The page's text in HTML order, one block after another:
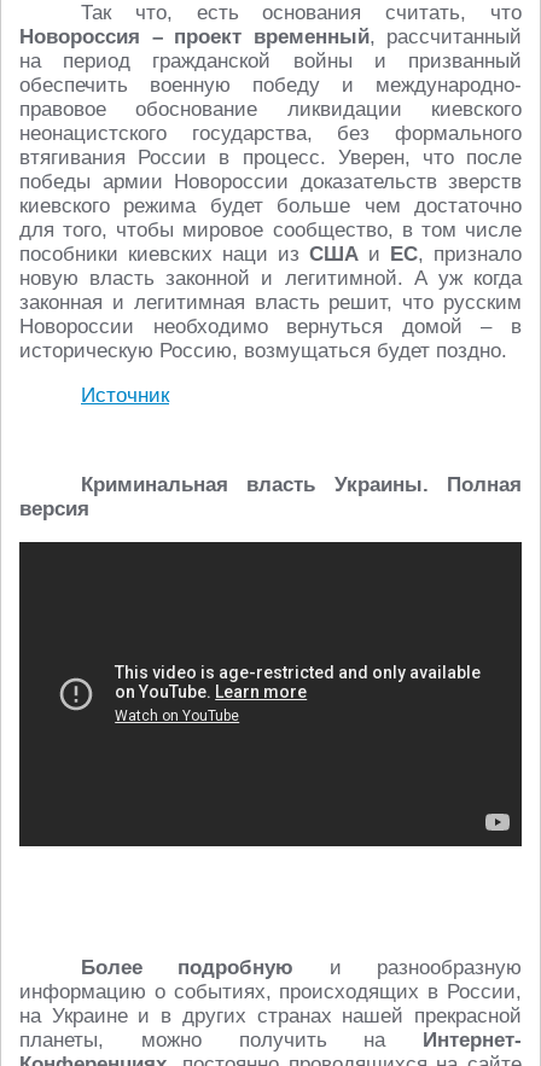
Так что, есть основания считать, что
Новороссия – проект временный, рассчитанный
на период гражданской войны и призванный
обеспечить военную победу и международно-
правовое обоснование ликвидации киевского
неонацистского государства, без формального
втягивания России в процесс. Уверен, что после
победы армии Новороссии доказательств зверств
киевского режима будет больше чем достаточно
для того, чтобы мировое сообщество, в том числе
пособники киевских наци из США и ЕС, признало
новую власть законной и легитимной. А уж когда
законная и легитимная власть решит, что русским
Новороссии необходимо вернуться домой – в
историческую Россию, возмущаться будет поздно.
Источник
Криминальная власть Украины. Полная
версия
Более подробную и разнообразную
информацию о событиях, происходящих в России,
на Украине и в других странах нашей прекрасной
планеты, можно получить на Интернет-